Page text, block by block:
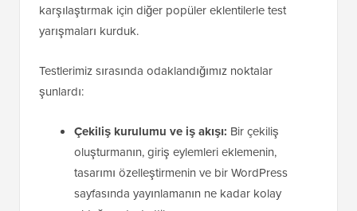
karşılaştırmak için diğer popüler eklentilerle test
yarışmaları kurduk.
Testlerimiz sırasında odaklandığımız noktalar
şunlardı:
Çekiliş kurulumu ve iş akışı: Bir çekiliş
oluşturmanın, giriş eylemleri eklemenin,
tasarımı özelleştirmenin ve bir WordPress
sayfasında yayınlamanın ne kadar kolay